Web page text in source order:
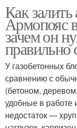
Как залить
Армопояс
зачем он
правильно
У газобетонных
сравнению с
(бетоном,
удобные в работе
недостаток —